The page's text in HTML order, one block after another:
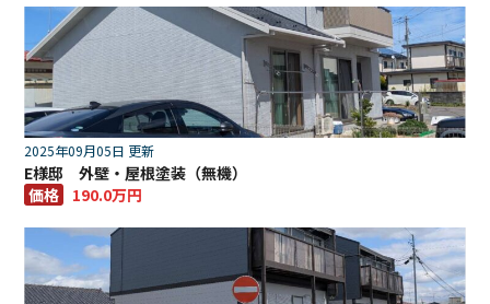
2025年09月05日 更新
E様邸 外壁・屋根塗装（無機）
価格
190.0万円